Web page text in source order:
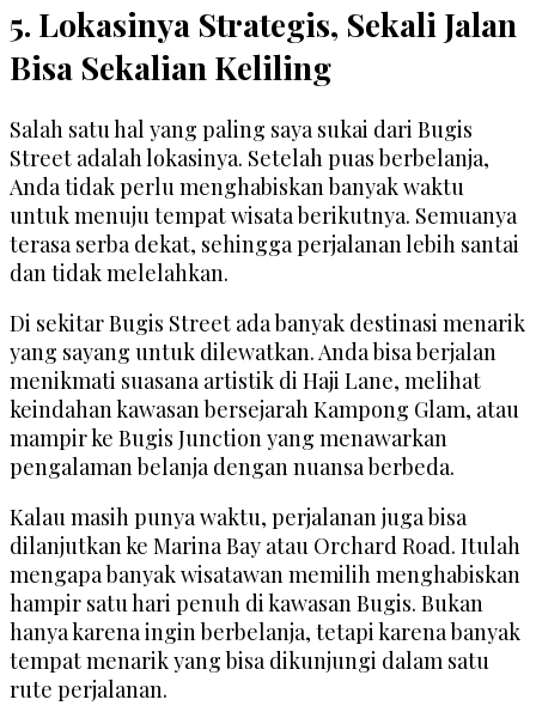
5. Lokasinya Strategis, Sekali Jalan
Bisa Sekalian Keliling
Salah satu hal yang paling saya sukai dari Bugis
Street adalah lokasinya. Setelah puas berbelanja,
Anda tidak perlu menghabiskan banyak waktu
untuk menuju tempat wisata berikutnya. Semuanya
terasa serba dekat, sehingga perjalanan lebih santai
dan tidak melelahkan.
Di sekitar Bugis Street ada banyak destinasi menarik
yang sayang untuk dilewatkan. Anda bisa berjalan
menikmati suasana artistik di Haji Lane, melihat
keindahan kawasan bersejarah Kampong Glam, atau
mampir ke Bugis Junction yang menawarkan
pengalaman belanja dengan nuansa berbeda.
Kalau masih punya waktu, perjalanan juga bisa
dilanjutkan ke Marina Bay atau Orchard Road. Itulah
mengapa banyak wisatawan memilih menghabiskan
hampir satu hari penuh di kawasan Bugis. Bukan
hanya karena ingin berbelanja, tetapi karena banyak
tempat menarik yang bisa dikunjungi dalam satu
rute perjalanan.